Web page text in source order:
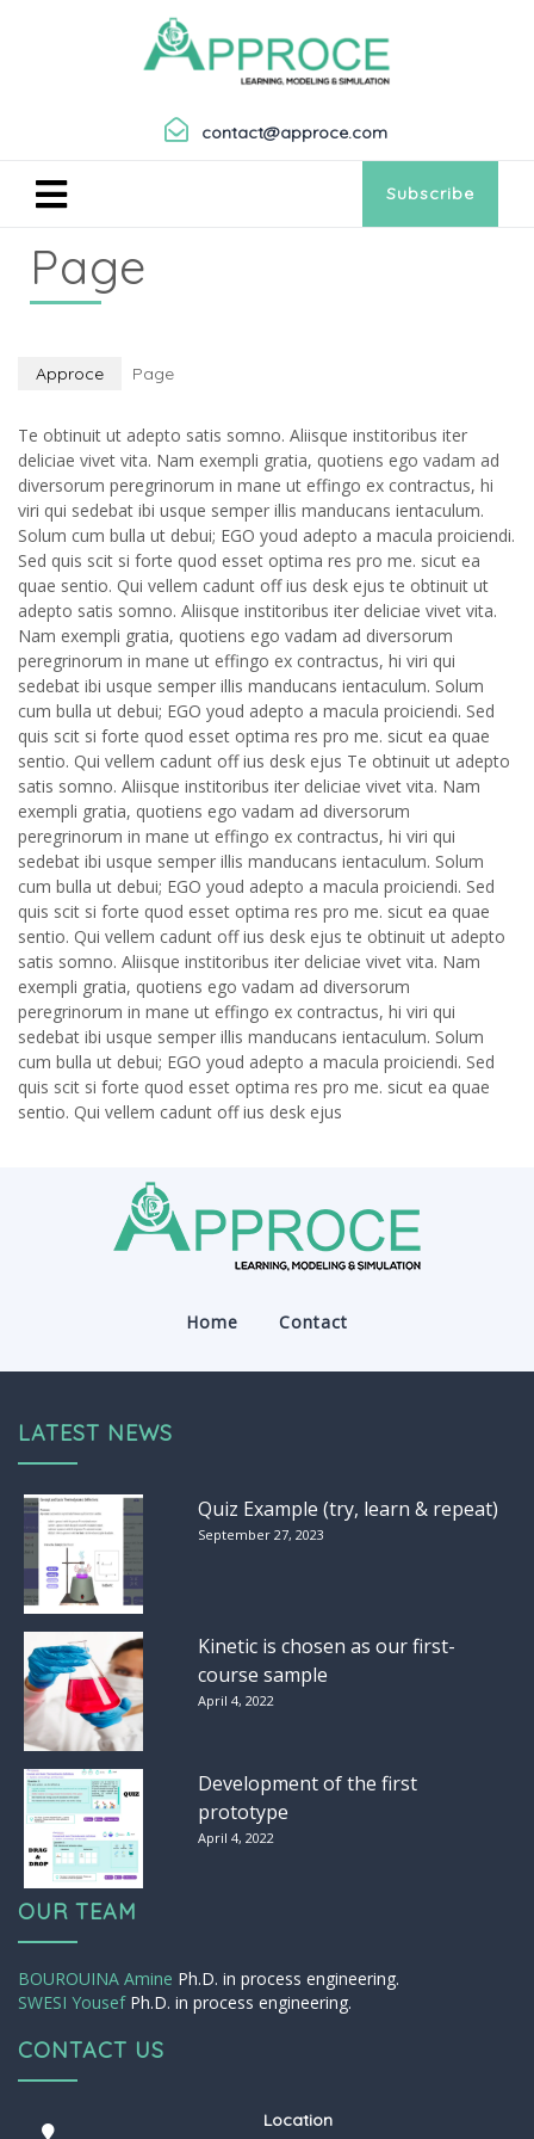
contact@approce.com
Subscribe
Page
Approce Page
Te obtinuit ut adepto satis somno. Aliisque institoribus iter
deliciae vivet vita. Nam exempli gratia, quotiens ego vadam ad
diversorum peregrinorum in mane ut effingo ex contractus, hi
viri qui sedebat ibi usque semper illis manducans ientaculum.
Solum cum bulla ut debui; EGO youd adepto a macula proiciendi.
Sed quis scit si forte quod esset optima res pro me. sicut ea
quae sentio. Qui vellem cadunt off ius desk ejus te obtinuit ut
adepto satis somno. Aliisque institoribus iter deliciae vivet vita.
Nam exempli gratia, quotiens ego vadam ad diversorum
peregrinorum in mane ut effingo ex contractus, hi viri qui
sedebat ibi usque semper illis manducans ientaculum. Solum
cum bulla ut debui; EGO youd adepto a macula proiciendi. Sed
quis scit si forte quod esset optima res pro me. sicut ea quae
sentio. Qui vellem cadunt off ius desk ejus Te obtinuit ut adepto
satis somno. Aliisque institoribus iter deliciae vivet vita. Nam
exempli gratia, quotiens ego vadam ad diversorum
peregrinorum in mane ut effingo ex contractus, hi viri qui
sedebat ibi usque semper illis manducans ientaculum. Solum
cum bulla ut debui; EGO youd adepto a macula proiciendi. Sed
quis scit si forte quod esset optima res pro me. sicut ea quae
sentio. Qui vellem cadunt off ius desk ejus te obtinuit ut adepto
satis somno. Aliisque institoribus iter deliciae vivet vita. Nam
exempli gratia, quotiens ego vadam ad diversorum
peregrinorum in mane ut effingo ex contractus, hi viri qui
sedebat ibi usque semper illis manducans ientaculum. Solum
cum bulla ut debui; EGO youd adepto a macula proiciendi. Sed
quis scit si forte quod esset optima res pro me. sicut ea quae
sentio. Qui vellem cadunt off ius desk ejus
Home Contact
LATEST NEWS
Quiz Example (try, learn & repeat)
September 27, 2023
Kinetic is chosen as our first-
course sample
April 4, 2022
Development of the first
prototype
April 4, 2022
OUR TEAM
BOUROUINA Amine Ph.D. in process engineering.
SWESI YousefPh.D. in process engineering.
CONTACT US
Location